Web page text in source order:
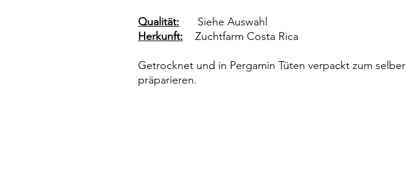
Qualität: Siehe Auswahl
Herkunft: Zuchtfarm Costa Rica
Getrocknet und in Pergamin Tüten verpackt zum selber
präparieren.